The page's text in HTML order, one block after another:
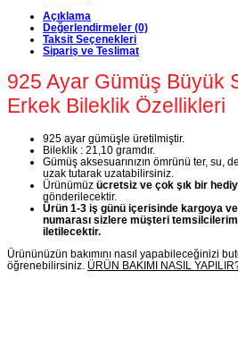
Açıklama
Değerlendirmeler (0)
Taksit Seçenekleri
Sipariş ve Teslimat
925 Ayar Gümüş Büyük
Erkek Bileklik Özellikleri
925 ayar gümüşle üretilmiştir.
Bileklik : 21,10 gramdır.
Gümüş aksesuarınızın ömrünü ter, su,
uzak tutarak uzatabilirsiniz.
Ürünümüz ücretsiz ve çok şık bir
gönderilecektir.
Ürün 1-3 iş günü içerisinde kargoya
numarası sizlere müşteri
iletilecektir.
Ürününüzün bakımını nasıl yapabileceğinizi
öğrenebilirsiniz. ÜRÜN BAKIMI NASIL